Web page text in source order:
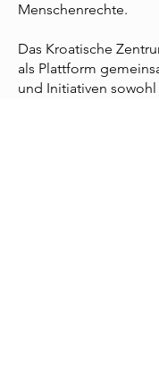
Menschenrechte.
Das Kroatische
als Plattform
und Initiativen